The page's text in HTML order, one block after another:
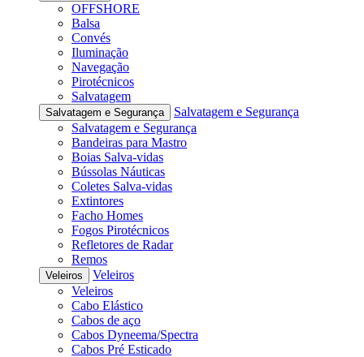
OFFSHORE
Balsa
Convés
Iluminação
Navegação
Pirotécnicos
Salvatagem
Salvatagem e Segurança
Salvatagem e Segurança
Salvatagem e Segurança
Bandeiras para Mastro
Boias Salva-vidas
Bússolas Náuticas
Coletes Salva-vidas
Extintores
Facho Homes
Fogos Pirotécnicos
Refletores de Radar
Remos
Veleiros
Veleiros
Veleiros
Cabo Elástico
Cabos de aço
Cabos Dyneema/Spectra
Cabos Pré Esticado